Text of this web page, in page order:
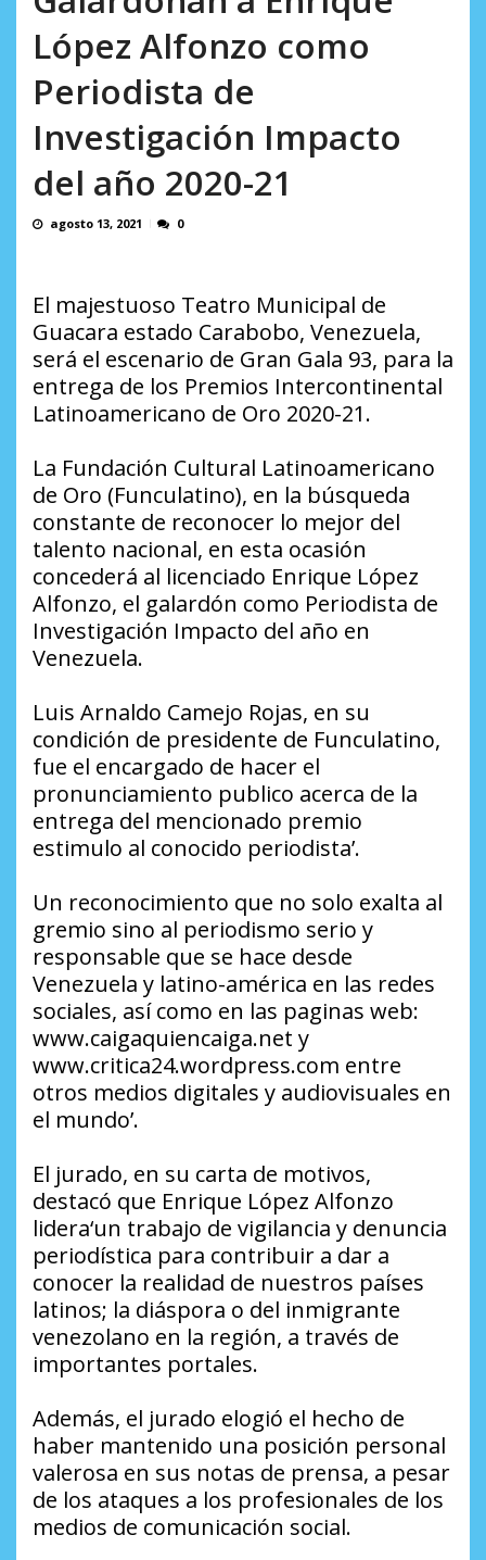
López Alfonzo como
Periodista de
Investigación Impacto
del año 2020-21
agosto 13, 2021 0
El majestuoso Teatro Municipal de
Guacara estado Carabobo, Venezuela,
será el escenario de Gran Gala 93, para la
entrega de los Premios Intercontinental
Latinoamericano de Oro 2020-21.
La Fundación Cultural Latinoamericano
de Oro (Funculatino), en la búsqueda
constante de reconocer lo mejor del
talento nacional, en esta ocasión
concederá al licenciado Enrique López
Alfonzo, el galardón como Periodista de
Investigación Impacto del año en
Venezuela.
Luis Arnaldo Camejo Rojas, en su
condición de presidente de Funculatino,
fue el encargado de hacer el
pronunciamiento publico acerca de la
entrega del mencionado premio
estimulo al conocido periodista’.
Un reconocimiento que no solo exalta al
gremio sino al periodismo serio y
responsable que se hace desde
Venezuela y latino-américa en las redes
sociales, así como en las paginas web:
www.caigaquiencaiga.net y
www.critica24.wordpress.com entre
otros medios digitales y audiovisuales en
el mundo’.
El jurado, en su carta de motivos,
destacó que Enrique López Alfonzo
lidera‘un trabajo de vigilancia y denuncia
periodística para contribuir a dar a
conocer la realidad de nuestros países
latinos; la diáspora o del inmigrante
venezolano en la región, a través de
importantes portales.
Además, el jurado elogió el hecho de
haber mantenido una posición personal
valerosa en sus notas de prensa, a pesar
de los ataques a los profesionales de los
medios de comunicación social.